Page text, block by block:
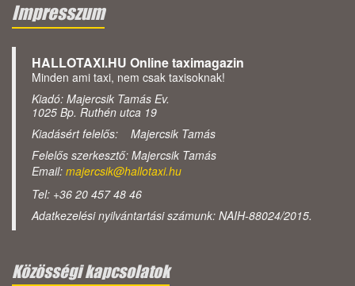
Impresszum
HALLOTAXI.HU Online taximagazin
Minden ami taxi, nem csak taxisoknak!
Kiadó: Majercsik Tamás Ev.
1025 Bp. Ruthén utca 19
Kiadásért felelős: Majercsik Tamás
Felelős szerkesztő: Majercsik Tamás
Email: majercsik@hallotaxi.hu
Tel: +36 20 457 48 46
Adatkezelési nyilvántartási számunk: NAIH-88024/2015.
Közösségi kapcsolatok